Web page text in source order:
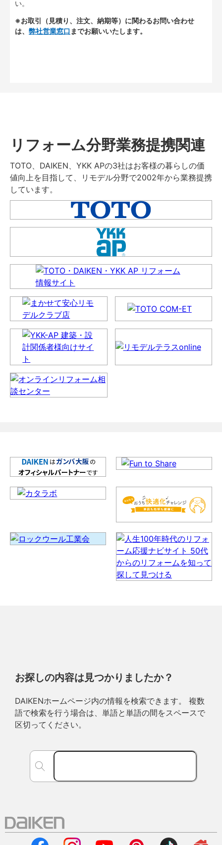
い。
※お取引（見積り、注文、納期等）に関わるお問い合わせ
は、 弊社営業窓口 までお願いいたします。
リフォーム分野業務提携関連
TOTO、DAIKEN、YKK APの3社はお客様の暮らしの価
値向上を目指して、リモデル分野で2002年から業務提携
しています。
お探しの内容は見つかりましたか？
DAIKENホームページ内の情報を検索できます。 複数
語で検索を行う場合は、単語と単語の間をスペースで
区切ってください。